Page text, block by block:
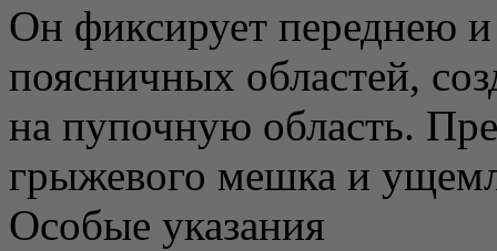
Он фиксирует переднею
поясничных областей,
на пупочную область.
грыжевого мешка и
Особые указания